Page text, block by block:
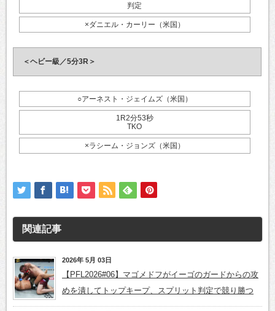
判定
×ダニエル・カーリー（米国）
＜ヘビー級／5分3R＞
○アーネスト・ジェイムズ（米国）
1R2分53秒
TKO
×ラシーム・ジョンズ（米国）
関連記事
2026年 5月 03日
【PFL2026#06】マゴメドフがイーゴのガードからの攻
めを潰してトップキープ、スプリット判定で競り勝つ